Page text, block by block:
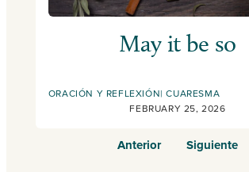
May it be so
ORACIÓN Y REFLEXIÓN CUARESMA
FEBRUARY 25, 2026
Anterior Siguiente